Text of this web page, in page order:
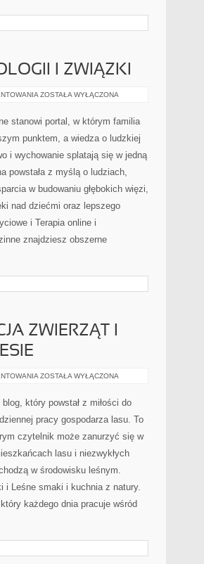
I ZWIĄZKI
ETYKA
W
PSYCHOLOGII
ZWIĄZKI
ZOSTAŁA WYŁĄCZONA
stanowi portal, w którym familia
punktem, a wiedza o ludzkiej
i wychowanie splatają się w jedną
powstała z myślą o ludziach,
w budowaniu głębokich więzi,
nad dziećmi oraz lepszego
i Terapia online i
znajdziesz obszerne
ZWIERZĄT I
LEŚNE
KOMUNIKACJA
ZWIERZĄT
ZIOŁA
OWOCE
W
ZOSTAŁA WYŁĄCZONA
który powstał z miłości do
pracy gospodarza lasu. To
czytelnik może zanurzyć się w
lasu i niezwykłych
w środowisku leśnym.
i Leśne smaki i kuchnia z natury.
każdego dnia pracuje wśród